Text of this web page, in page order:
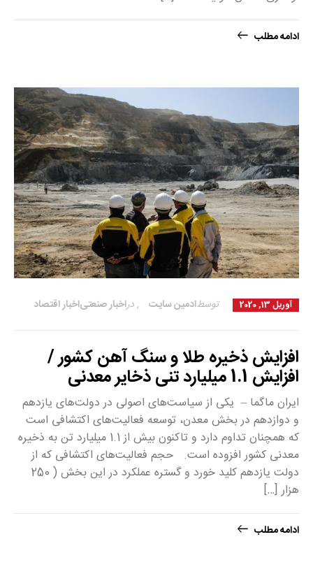
ادامه مطلب
آوریل 13, 2020 ادمین سایتتوسط اخبار اقتصاد , اخبار صنعتیدر
افزایش ذخیره طلا و سنگ آهن کشور /
افزایش 1.1 میلیارد تنی ذخایر معدنی
ایران ماگما – یکی از سیاست‌های اصولی در دولت‌های یازدهم
و دوازدهم در بخش معدن، توسعه فعالیت‌های اکتشافی است
که همچنان تداوم دارد و تاکنون بیش از 1.1 میلیارد تن به ذخیره
معدنی کشور افزوده است. حجم فعالیت‌های اکتشافی که از
دولت یازدهم کلید خورد و گستره عملکرد در این بخش ( 250
هزار […]
ادامه مطلب